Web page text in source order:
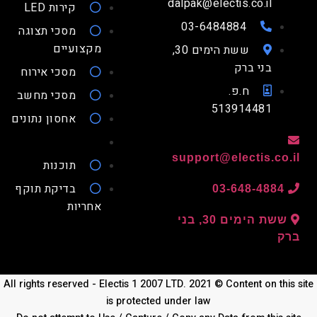
dalpak@electis.co.il
03-6484884
ששת הימים 30,
בני ברק
ח.פ.
513914481
03-648-4884
ששת הימים 30, בני
קירות LED
מסכי תצוגה
מקצועיים
מסכי אירוח
מסכי מחשב
אחסון נתונים
תוכנות
בדיקת תוקף
אחריות
All rights reserved - Electis 1 2007 LTD. 2021 © Content on
is protected under law